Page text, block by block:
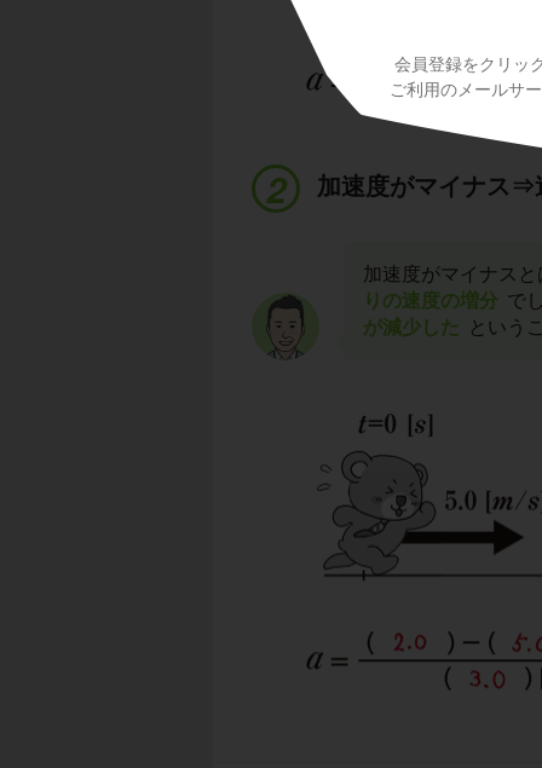
会員登録をクリッ
ご利用のメールサ
加速度がマイナス⇒
加速度がマイナス
りの速度の増分 で
が減少した
という